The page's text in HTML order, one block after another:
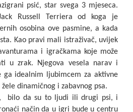
psić, star svega 3 mjeseca.
Russell Terriera od koga je
osobina ove pasmine, a kada
Kao pravi mali istraživač, uvijek
i igračkama koje može
u zrak. Njegova vesela narav i
ga idealnim ljubimcem za aktivne
dinamičnog i zabavnog psa.
bilo da su to ljudi ili drugi psi, i
način da u igri bude u centru